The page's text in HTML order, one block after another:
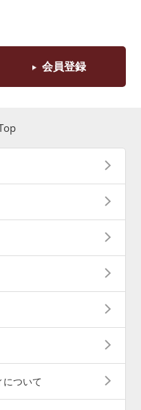
会員登録
について